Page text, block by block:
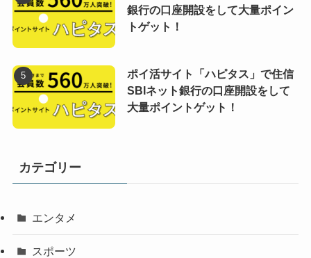
銀行の口座開設をして大量ポイン
トゲット！
ポイ活サイト「ハピタス」で住信
SBIネット銀行の口座開設をして
大量ポイントゲット！
カテゴリー
エンタメ
スポーツ